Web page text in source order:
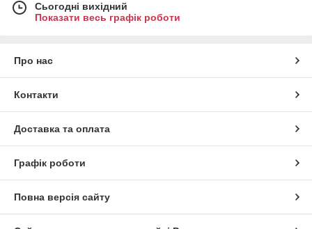
Сьогодні вихідний
Показати весь графік роботи
Про нас
Контакти
Доставка та оплата
Графік роботи
Повна версія сайту